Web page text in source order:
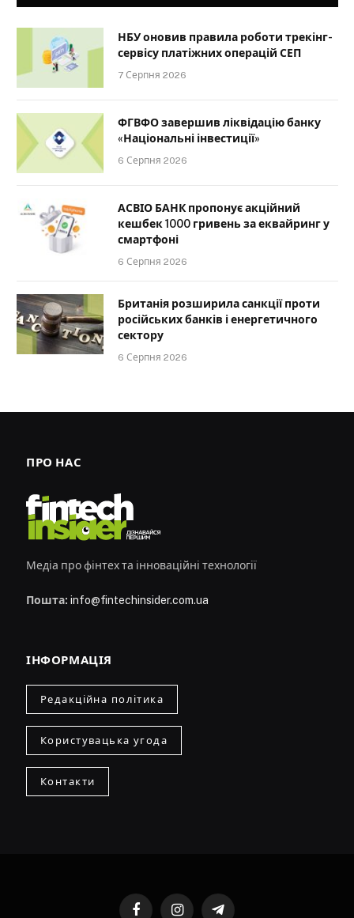
НБУ оновив правила роботи трекінг-
сервісу платіжних операцій СЕП
7 Серпня 2026
ФГВФО завершив ліквідацію банку
«Національні інвестиції»
6 Серпня 2026
АСВІО БАНК пропонує акційний
кешбек 1000 гривень за еквайринг у
смартфоні
6 Серпня 2026
Британія розширила санкції проти
російських банків і енергетичного
сектору
6 Серпня 2026
ПРО НАС
Медіа про фінтех та інноваційні технології
Пошта: info@fintechinsider.com.ua
ІНФОРМАЦІЯ
Редакційна політика
Користувацька угода
Контакти